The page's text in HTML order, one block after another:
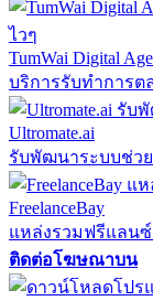
TumWai Digital
บริการรับทำการต
Ultromate.ai
รับพัฒนาระบบช่ว
FreelanceBay
แหล่งรวมฟรีแลน
ติดต่อโฆษณาบน